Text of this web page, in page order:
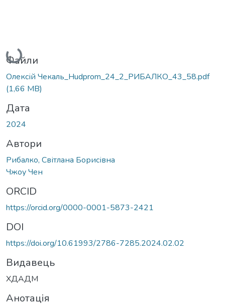
Вантажиться...
Файли
Олексій Чекаль_Hudprom_24_2_РИБАЛКО_43_58.pdf
(1,66 MB)
Дата
2024
Автори
Рибалко, Світлана Борисівна
Чжоу Чен
ORCID
https://orcid.org/0000-0001-5873-2421
DOI
https://doi.org/10.61993/2786-7285.2024.02.02
Видавець
ХДАДМ
Анотація